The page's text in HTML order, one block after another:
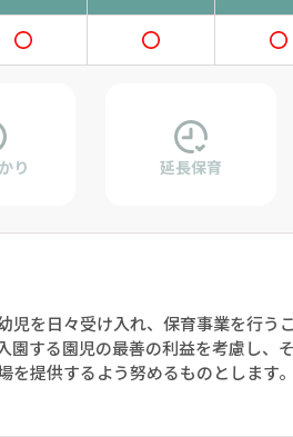
り 延長保育
を日々受け入れ、保育事業を行う
園する園児の最善の利益を考慮し、
を提供するよう努めるものとします